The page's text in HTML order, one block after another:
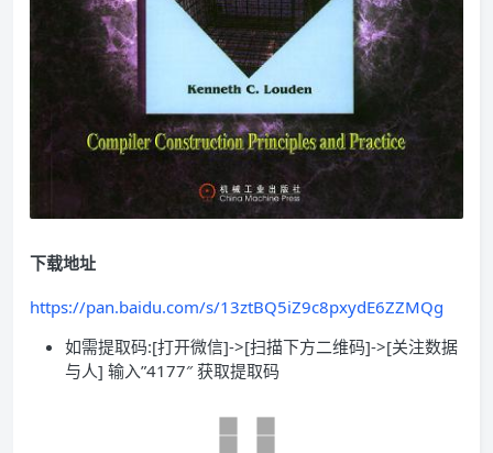
下载地址
https://pan.baidu.com/s/13ztBQ5iZ9c8pxydE6ZZMQg
如需提取码:[打开微信]->[扫描下方二维码]->[关注数据
与人] 输入”4177″ 获取提取码